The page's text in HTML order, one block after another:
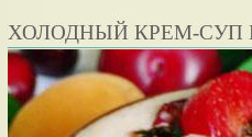
ХОЛОДНЫЙ КРЕМ-СУП